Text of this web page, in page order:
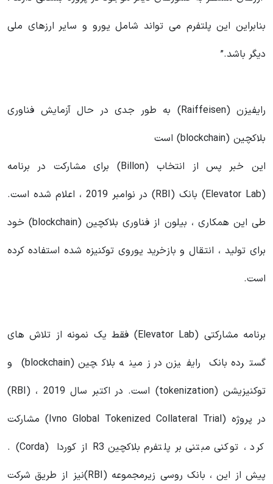
بنابراین این پلتفرم می تواند شامل یورو و سایر ارزهای ملی
دیگر باشد.”
رایفیزن (Raiffeisen) به طور جدی در حال آزمایش فناوری
بلاکچین (blockchain) است
این خبر پس از انتخاب (Billon) برای مشارکت در برنامه
(Elevator Lab) بانک (RBI) در نوامبر 2019 ، اعلام شده است.
طی این همکاری ، بیلون از فناوری بلاکچین (blockchain) خود
برای تولید ، انتقال و بازخرید یوروی توکنیزه شده استفاده کرده
است.
برنامه مشارکتی (Elevator Lab) فقط یک نمونه از تلاش های
گسترده بانک رایفیزن در زمینه بلاکچین (blockchain) و
توکنیزیشن (tokenization) است. در اکتبر سال 2019 ، (RBI)
در پروژه (Ivno Global Tokenized Collateral Trial) مشارکت
کرد ، توکنی مبتنی بر پلتفرم بلاکچین R3 از کوردا (Corda) .
پیش از این ، بانک روسی زیرمجموعه (RBI)نیز از طریق شرکت